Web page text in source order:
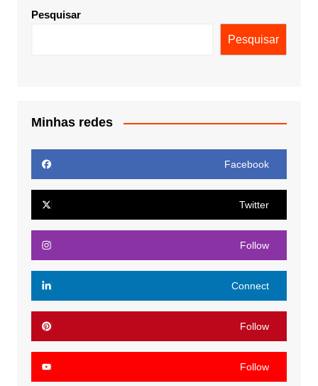
Pesquisar
Pesquisar
Minhas redes
Facebook
Twitter
Follow
Connect
Follow
Follow